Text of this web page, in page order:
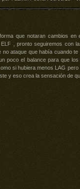
que notaran cambios
ELF , pronto seguiremos con
no ataque que había cuando
poco el balance para que
si hubiera menos LAG
y eso crea la sensación de